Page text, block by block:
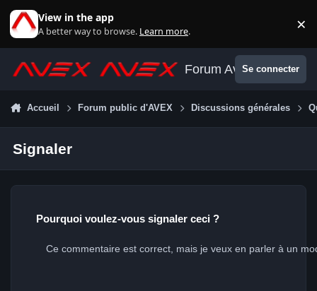
View in the app
A better way to browse. Learn more. ×
Forum AvexSe connecter
Accueil Forum public d'AVEX Discussions générales
Signaler
Pourquoi voulez-vous signaler ceci ?